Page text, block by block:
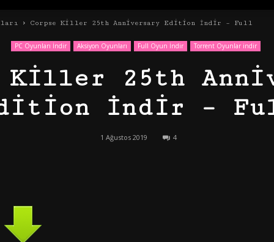
Corpse Killer 25th Anniversary Edition İndir – Full
PC Oyunları İndir Aksiyon Oyunları Full Oyun İndir Torrent Oyunlar indir
Killer 25th
İndir –
1 Ağustos 2019 4